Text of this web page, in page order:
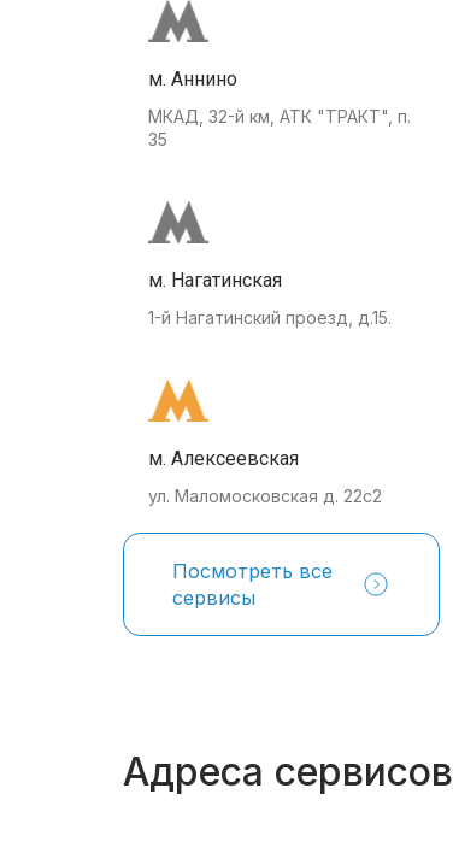
м. Аннино
МКАД, 32-й км, АТК "ТРАКТ", п.
35
м. Нагатинская
1-й Нагатинский проезд, д.15.
м. Алексеевская
ул. Маломосковская д. 22с2
Посмотреть все
сервисы
Адреса сервисов